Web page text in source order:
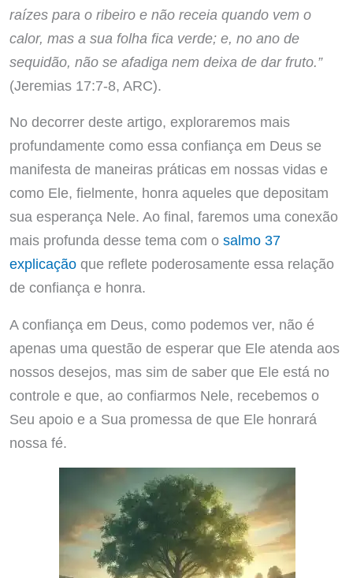
raízes para o ribeiro e não receia quando vem o
calor, mas a sua folha fica verde; e, no ano de
sequidão, não se afadiga nem deixa de dar fruto.”
(Jeremias 17:7-8, ARC).
No decorrer deste artigo, exploraremos mais
profundamente como essa confiança em Deus se
manifesta de maneiras práticas em nossas vidas e
como Ele, fielmente, honra aqueles que depositam
sua esperança Nele. Ao final, faremos uma conexão
mais profunda desse tema com o salmo 37
explicaçãoque reflete poderosamente essa relação
de confiança e honra.
A confiança em Deus, como podemos ver, não é
apenas uma questão de esperar que Ele atenda aos
nossos desejos, mas sim de saber que Ele está no
controle e que, ao confiarmos Nele, recebemos o
Seu apoio e a Sua promessa de que Ele honrará
nossa fé.